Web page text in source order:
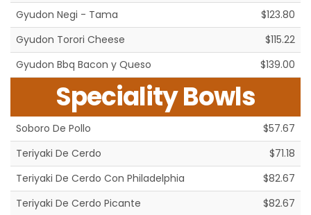
Gyudon Negi - Tama
$123.80
Gyudon Torori Cheese
$115.22
Gyudon Bbq Bacon y Queso
$139.00
Speciality Bowls
Soboro De Pollo
$57.67
Teriyaki De Cerdo
$71.18
Teriyaki De Cerdo Con Philadelphia
$82.67
Teriyaki De Cerdo Picante
$82.67